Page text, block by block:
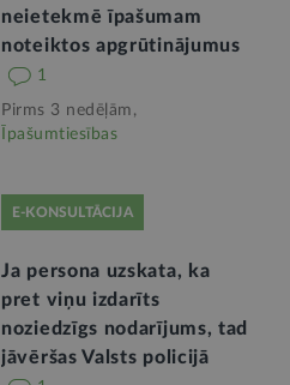
neietekmē īpašumam
noteiktos apgrūtinājumus
1
Pirms 3 nedēļām,
Īpašumtiesības
E-KONSULTĀCIJA
Ja persona uzskata, ka
pret viņu izdarīts
noziedzīgs nodarījums, tad
jāvēršas Valsts policijā